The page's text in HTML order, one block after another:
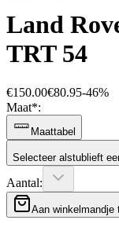
Land
TRT 54
€150.00€80.95-46%
Maat*:
Maattabel
Selecteer alstublieft
Aantal:
Aan winkelmandje